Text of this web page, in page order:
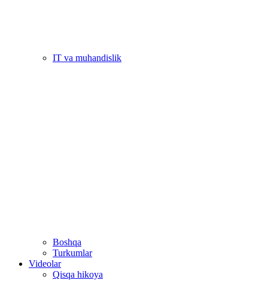
IT va muhandislik
Boshqa
Turkumlar
Videolar
Qisqa hikoya